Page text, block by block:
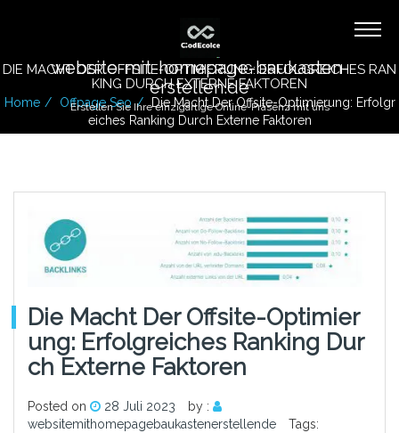
website-mit-homepage-baukasten-
erstellen.de
Erstellen Sie Ihre einzigartige Online-Präsenz mit uns
DIE MACHT DER OFFSITE-OPTIMIERUNG: ERFOLGREICHES RAN
KING DURCH EXTERNE FAKTOREN
Home Offpage Seo
Die Macht Der Offsite-Optimierung: Erfolgr
Eiches Ranking Durch Externe Faktoren
Die Macht Der Offsite-Optimier
Ung: Erfolgreiches Ranking Dur
Ch Externe Faktoren
Posted on 28 Juli 2023
by :
websitemithomepagebaukastenerstellende
Tags: